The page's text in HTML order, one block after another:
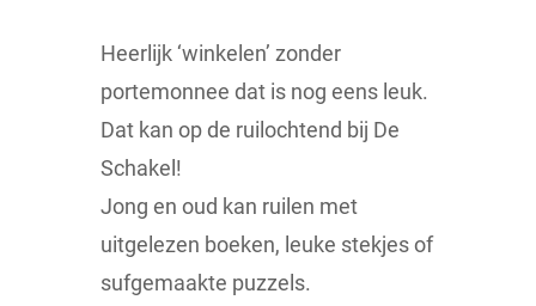
Heerlijk ‘winkelen’ zonder
portemonnee dat is nog eens leuk.
Dat kan op de ruilochtend bij De
Schakel!
Jong en oud kan ruilen met
uitgelezen boeken, leuke stekjes of
sufgemaakte puzzels.